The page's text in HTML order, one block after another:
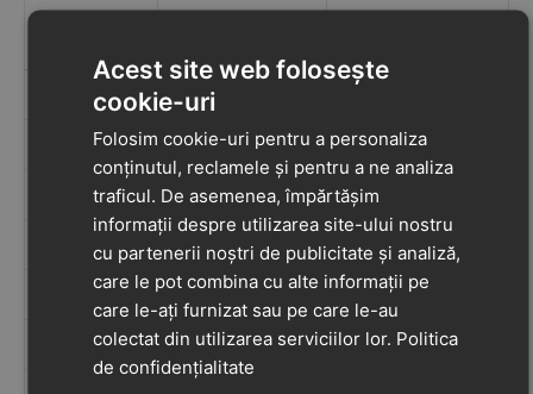
17
18 11.7 cm 12 - 18 luni
19 12.5 cm 12 - 18 luni
20 13 cm 18 - 24 luni
21 13.8 cm 18 - 24 luni
22 14.5 cm 2 - 3 ani
Acest site web folosește
cookie-uri
Folosim cookie-uri pentru a personaliza
conținutul, reclamele și pentru a ne analiza
traficul. De asemenea, împărtășim
informații despre utilizarea site-ului nostru
cu partenerii noștri de publicitate și analiză,
care le pot combina cu alte informații pe
care le-ați furnizat sau pe care le-au
colectat din utilizarea serviciilor lor. Politica
de confidențialitate